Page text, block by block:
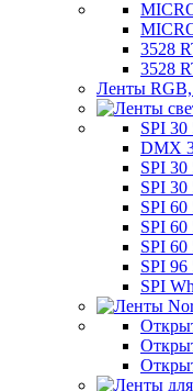
3528
3528
Ленты
SPI
DMX
SPI 30
SPI
SPI
SPI
SPI 60
SPI 96
SPI